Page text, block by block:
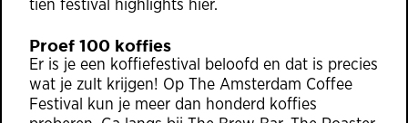
tien festival highlights hier.
Proef 100 koffies
Er is je een koffiefestival beloofd en dat is precies
wat je zult krijgen! Op The Amsterdam Coffee
Festival kun je meer dan honderd koffies